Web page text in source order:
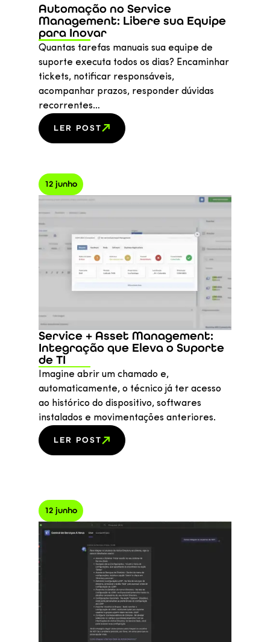
Automação no Service
Management: Libere sua Equipe
para Inovar
Quantas tarefas manuais sua equipe de
suporte executa todos os dias? Encaminhar
tickets, notificar responsáveis,
acompanhar prazos, responder dúvidas
recorrentes…
LER POST
12 junho
Service + Asset Management:
Integração que Eleva o Suporte
de TI
Imagine abrir um chamado e,
automaticamente, o técnico já ter acesso
ao histórico do dispositivo, softwares
instalados e movimentações anteriores.
LER POST
12 junho